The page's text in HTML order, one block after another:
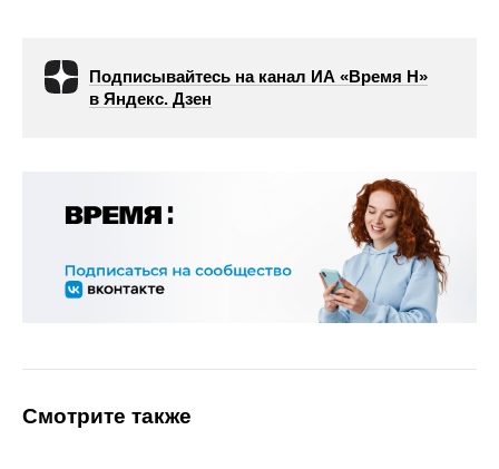
Подписывайтесь на канал ИА «Время Н»
в Яндекс. Дзен
Смотрите также